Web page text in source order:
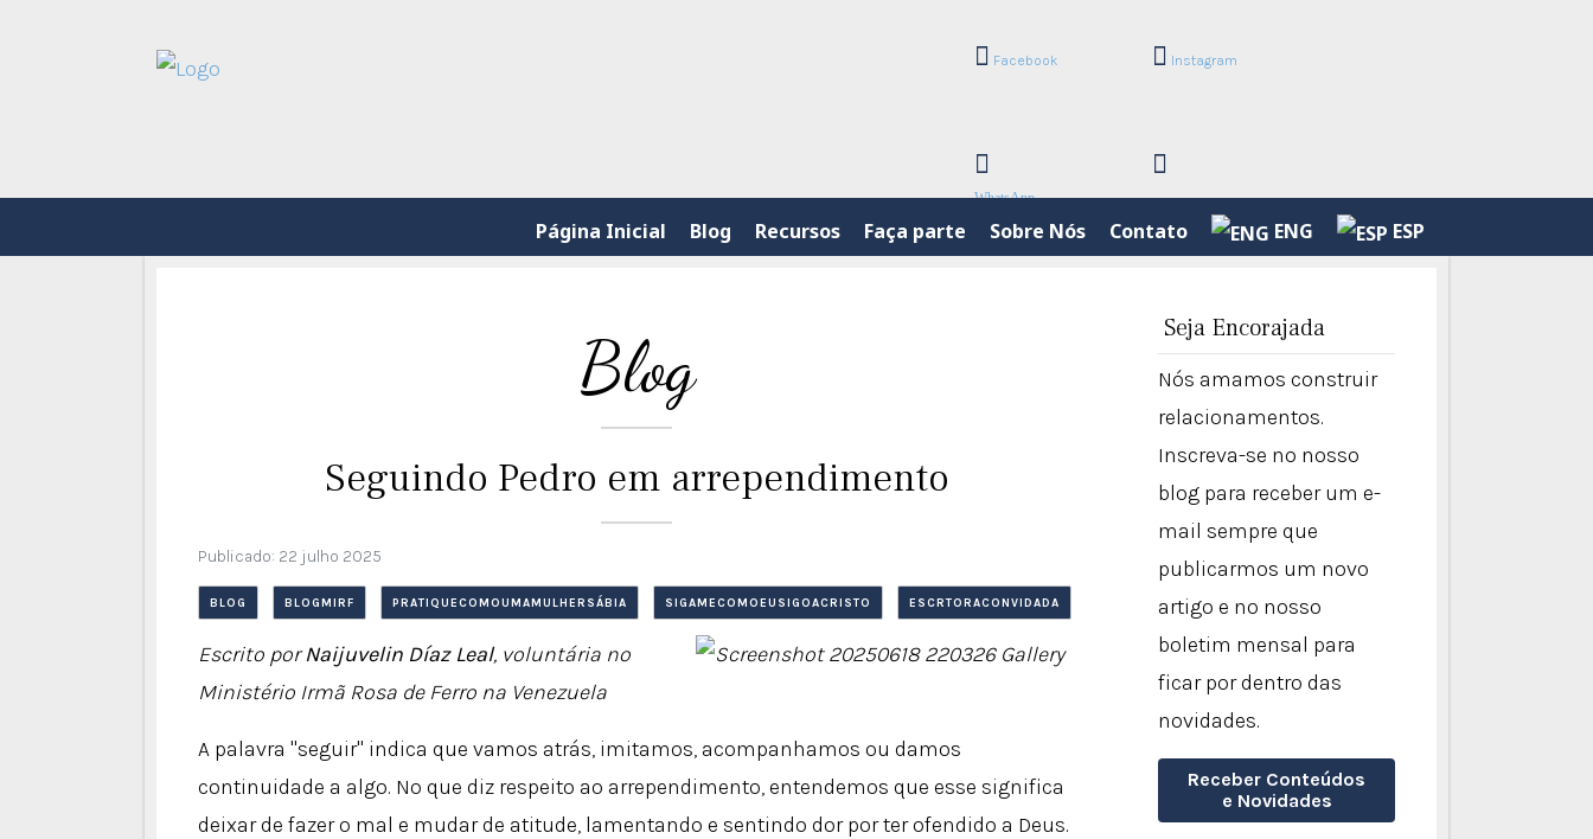
Facebook Instagram
WhatsApp
Página Inicial Blog Recursos Faça parte Sobre Nós Contato ENG ESP
Seja Encorajada
Nós amamos construir
relacionamentos.
Inscreva-se no nosso
blog para receber um e-
mail sempre que
publicarmos um novo
artigo e no nosso
boletim mensal para
ficar por dentro das
novidades.
Receber Conteúdos
e Novidades
Blog
Seguindo Pedro em arrependimento
Publicado: 22 julho 2025
BLOG BLOGMIRF PRATIQUECOMOUMAMULHERSÁBIA SIGAMECOMOEUSIGOACRISTO ESCRTORACONVIDADA
Escrito porNaijuvelin Díaz Leal, voluntária no
Ministério Irmã Rosa de Ferro na Venezuela
A palavra "seguir" indica que vamos atrás, imitamos, acompanhamos ou damos
continuidade a algo. No que diz respeito ao arrependimento, entendemos que esse significa
deixar de fazer o mal e mudar de atitude, lamentando e sentindo dor por ter ofendido a Deus.